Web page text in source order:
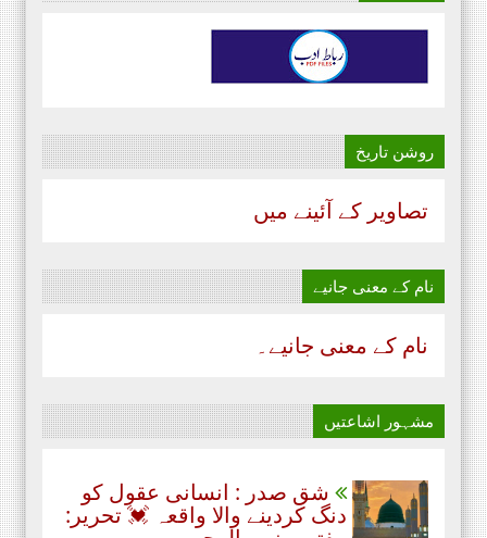
روشن تاریخ
تصاویر کے آئینے میں
نام‌ کے معنی جانیے
نام‌ کے معنی جانیے۔
مشہور اشاعتیں
شق صدر : انسانی عقول کو
دنگ کردینے والا واقعہ 💓 تحریر: